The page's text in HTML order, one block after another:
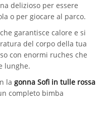
delizioso per essere
o per giocare al parco.
garantisce calore e si
del corpo della tua
con enormi ruches che
lunghe.
la gonna Sofi in tulle rossa
completo bimba